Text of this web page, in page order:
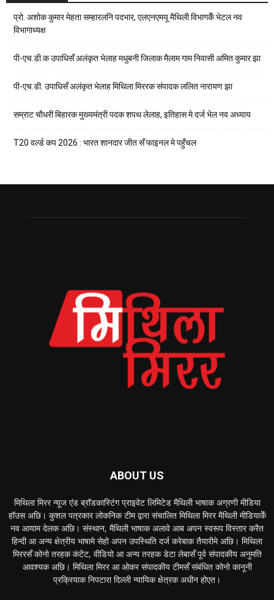
प्रो. अशोक कुमार मेहता सम्हारलनि पदभार, एलएनएमयू मैथिली विभागकेँ भेटल नव
विभागाध्यक्ष
पी-एच.डी.क उपाधिसँ अलंकृत भेलाह मधुबनी जिलाक मैलाम गाम निवासी अमित कुमार झा
पी-एच.डी. उपाधिसँ अलंकृत भेलाह मिथिला मिररक संपादक ललित नारायण झा
सम्राट चौधरी बिहारक मुख्यमंत्री पदक शपथ लेलाह, इतिहास मे दर्ज भेल नव अध्याय
T20 वर्ल्ड कप 2026 : भारत शानदार जीत सँ फाइनल मे पहुँचल
ABOUT US
मिथिला मिरर न्यूज एंड ब्रॉडकास्टिंग प्राइवेट लिमिटेड मैथिली भाषाक अग्रणी मीडिया
हॉउस अछि। कुशल पत्रकार लोकनिक टीम द्वारा संचालित मिथिला मिरर मैथिली मीडियाकेँ
नव आयाम देलक अछि। संस्थान, मैथिली भाषाक अलावे आब अपन स्वरूप विस्तार करैत
हिन्दी आ अन्य क्षेत्रीय भाषामे सेहो अपन उपस्थिति दर्ज करेबाक तैयारीमे अछि। मिथिला
मिररसँ कोनो तरहक कंटेंट, वीडियो आ अन्य तरहक डेटा लेबासँ पूर्व संपादकीय अनुमति
आवश्यक अछि। मिथिला मिरर आ ओकर संपादकीय टीमसँ संबंधित कोनो कानूनी
प्रक्रियाक निपटारा दिल्ली न्यायिक क्षेत्रक अधीन होएत।